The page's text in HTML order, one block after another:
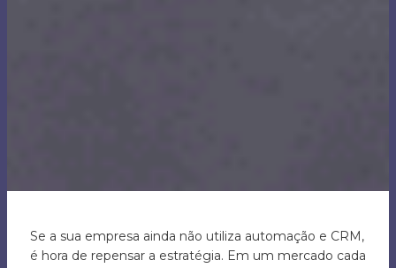
Se a sua empresa ainda não utiliza automação e CRM,
é hora de repensar a estratégia. Em um mercado cada